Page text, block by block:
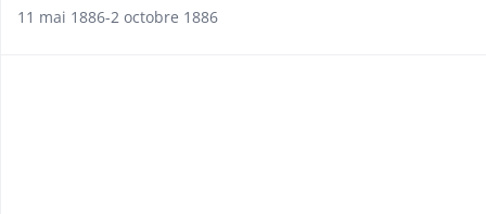
11 mai 1886-2 octobre 1886